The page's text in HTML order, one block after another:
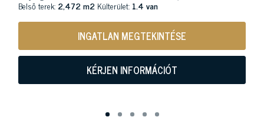
Belső terek: 2,472 m2 Külterület: 1.4 van
INGATLAN MEGTEKINTÉSE
KÉRJEN INFORMÁCIÓT